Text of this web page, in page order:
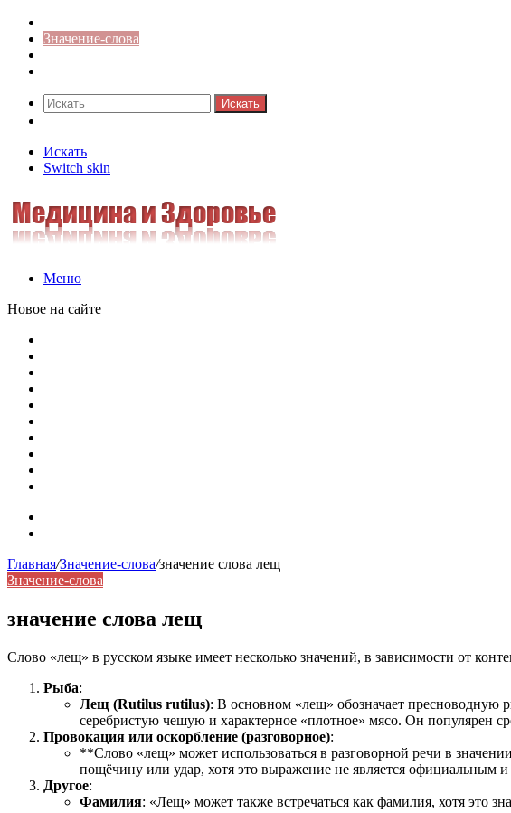
Значение-слова
Искать
Искать
Switch skin
Меню
Новое на сайте
Главная/Значение-слова/значение слова лещ
Значение-слова
значение слова лещ
Слово «лещ» в русском языке имеет несколько значений, в зависимости от
Рыба:
Лещ (Rutilus rutilus): В основном «лещ» обозначает пресноводную
серебристую чешую и характерное «плотное» мясо. Он популярен
Провокация или оскорбление (разговорное):
**Слово «лещ» может использоваться в разговорной речи в
пощёчину или удар, хотя это выражение не является официальным и
Другое:
Фамилия: «Лещ» может также встречаться как фамилия, хотя это